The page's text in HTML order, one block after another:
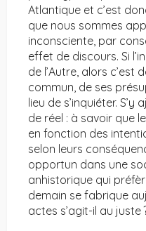
Atlantique et c’est
que nous sommes
inconsciente, par
effet de discours. Si
de l’Autre, alors c’est
commun, de ses
lieu de s’inquiéter.
de réel : à savoir que
en fonction des
selon leurs
opportun dans une
anhistorique qui
demain se fabrique
actes s’agit-il au juste